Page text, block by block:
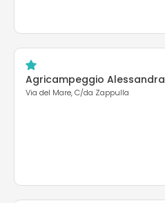
Agricampeggio Alessandra
Via del Mare, C/da Zappulla